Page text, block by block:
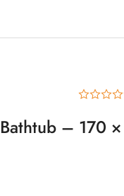
– 170 ×